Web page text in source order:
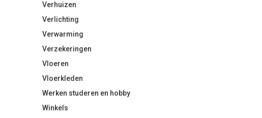
Verhuizen
Verlichting
Verwarming
Verzekeringen
Vloeren
Vloerkleden
Werken studeren en hobby
Winkels